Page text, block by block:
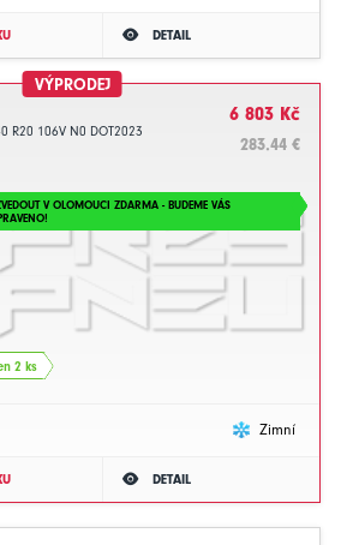
DETAIL
VÝPRODEJ
R20 106V N0 DOT2023
6 803 Kč
283.44 €
V OLOMOUCI ZDARMA - BUDEME VÁS
2 ks
Zimní
DETAIL